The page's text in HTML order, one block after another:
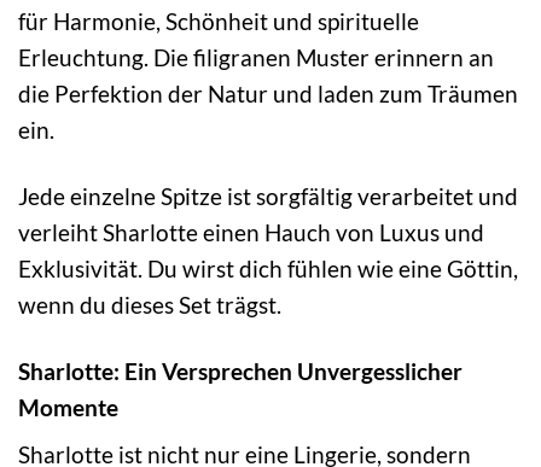
für Harmonie, Schönheit und spirituelle
Erleuchtung. Die filigranen Muster erinnern an
die Perfektion der Natur und laden zum Träumen
ein.
Jede einzelne Spitze ist sorgfältig verarbeitet und
verleiht Sharlotte einen Hauch von Luxus und
Exklusivität. Du wirst dich fühlen wie eine Göttin,
wenn du dieses Set trägst.
Sharlotte: Ein Versprechen Unvergesslicher
Momente
Sharlotte ist nicht nur eine Lingerie, sondern